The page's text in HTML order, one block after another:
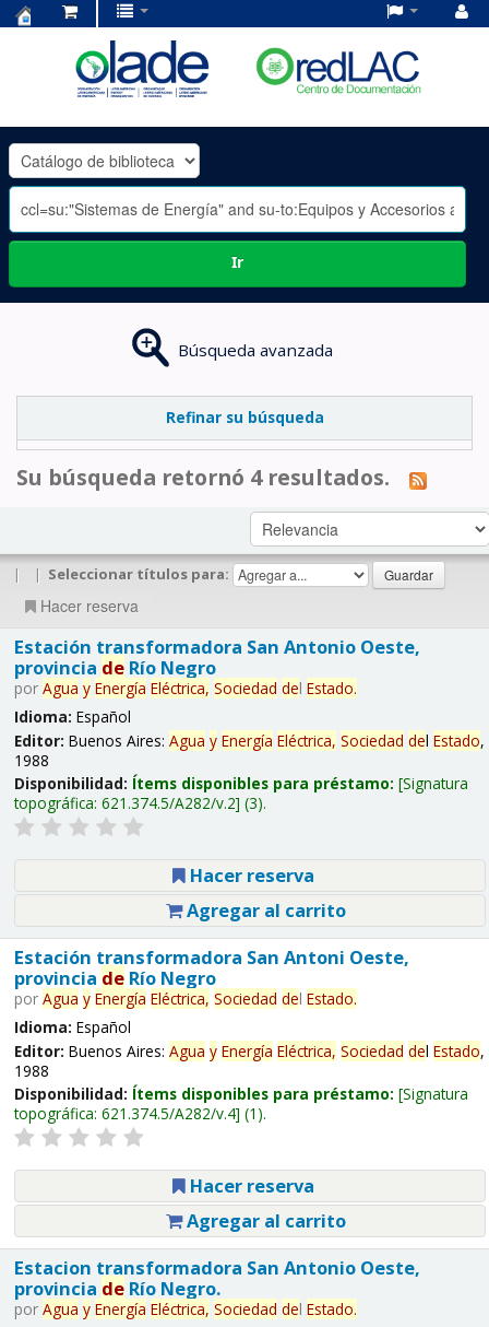
OLADE
-
Ir
Búsqueda avanzada
Refinar su búsqueda
Su búsqueda retornó 4 resultados.
| | Seleccionar títulos para:
Hacer reserva
Estación transformadora San Antonio Oeste,
provincia deRío Negro
por Agua y Energía Eléctrica, Sociedad del Estado.
Idioma: Español
Editor: Buenos Aires: Agua y Energía Eléctrica, Sociedad del Estado,
1988
Disponibilidad: Ítems disponibles para préstamo: Signatura
topográfica: 621.374.5/A282/v.2 (3).
Hacer reserva
Agregar al carrito
Estación transformadora San Antoni Oeste,
provincia deRío Negro
por Agua y Energía Eléctrica, Sociedad del Estado.
Idioma: Español
Editor: Buenos Aires: Agua y Energía Eléctrica, Sociedad del Estado,
1988
Disponibilidad: Ítems disponibles para préstamo: Signatura
topográfica: 621.374.5/A282/v.4 (1).
Hacer reserva
Agregar al carrito
Estacion transformadora San Antonio Oeste,
provincia deRío Negro.
por Agua y Energía Eléctrica, Sociedad del Estado.